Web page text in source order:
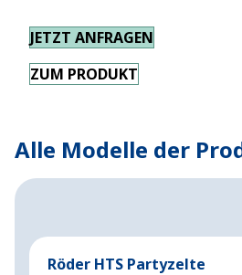
JETZT ANFRAGEN
ZUM PRODUKT
Alle Modelle der
Röder HTS Partyzelte